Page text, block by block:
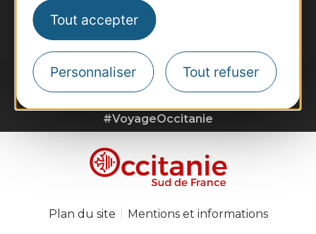
Tout accepter
Personnaliser Tout refuser
Je m'abonne
#VoyageOccitanie
Plan du site Mentions et informations